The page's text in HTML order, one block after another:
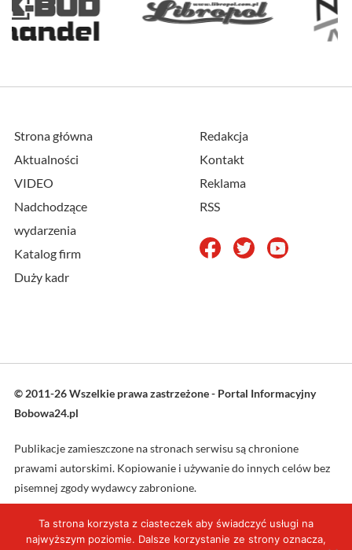
Strona główna
Aktualności
VIDEO
Nadchodzące
wydarzenia
Katalog firm
Duży kadr
Redakcja
Kontakt
Reklama
RSS
© 2011-26 Wszelkie prawa zastrzeżone - Portal Informacyjny
Bobowa24.pl
Publikacje zamieszczone na stronach serwisu są chronione
prawami autorskimi. Kopiowanie i używanie do innych celów bez
pisemnej zgody wydawcy zabronione.
Projekt oraz wykonanie: L4web.pl
Ta strona korzysta z ciasteczek aby świadczyć usługi na
najwyższym poziomie. Dalsze korzystanie ze strony oznacza,